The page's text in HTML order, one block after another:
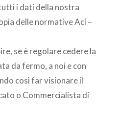
i dati della nostra
delle normative Aci –
se è regolare cedere la
da fermo, a noi e con
così far visionare il
o Commercialista di